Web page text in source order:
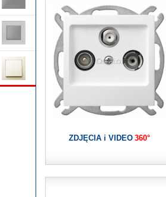
ZDJĘCIA i VIDEO 360°